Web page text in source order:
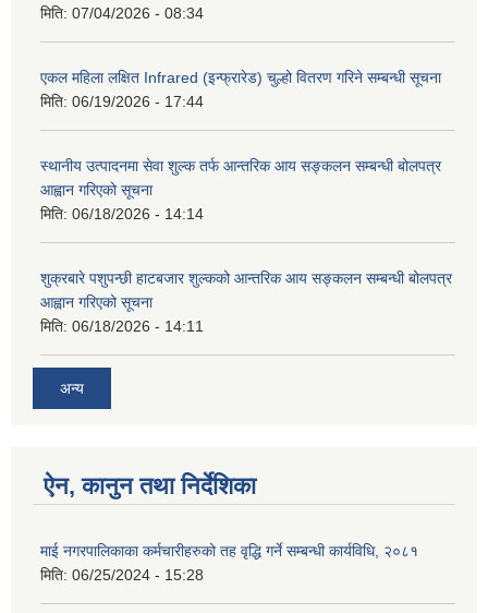
मिति: 07/04/2026 - 08:34
एकल महिला लक्षित Infrared (इन्फ्रारेड) चुल्हो वितरण गरिने सम्बन्धी सूचना
मिति: 06/19/2026 - 17:44
स्थानीय उत्पादनमा सेवा शुल्क तर्फ आन्तरिक आय सङ्कलन सम्बन्धी बोलपत्र
आह्वान गरिएको सूचना
मिति: 06/18/2026 - 14:14
शुक्रबारे पशुपन्छी हाटबजार शुल्कको आन्तरिक आय सङ्कलन सम्बन्धी बोलपत्र
आह्वान गरिएको सूचना
मिति: 06/18/2026 - 14:11
अन्य
ऐन, कानुन तथा निर्देशिका
माई नगरपालिकाका कर्मचारीहरुको तह वृद्धि गर्ने सम्बन्धी कार्यविधि, २०८१
मिति: 06/25/2024 - 15:28